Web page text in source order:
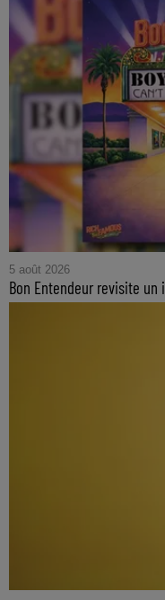
5 août 2026
Bon Entendeur revisite